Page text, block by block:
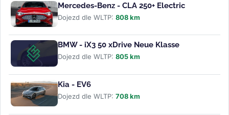
Mercedes-Benz - CLA 250+ Electric
Dojezd dle WLTP: 808 km
BMW - iX3 50 xDrive Neue Klasse
Dojezd dle WLTP: 805 km
Kia - EV6
Dojezd dle WLTP: 708 km